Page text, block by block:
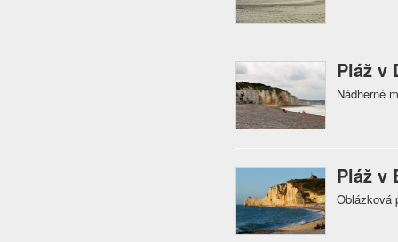
Pláž v
Nádherné
Pláž v
Oblázková